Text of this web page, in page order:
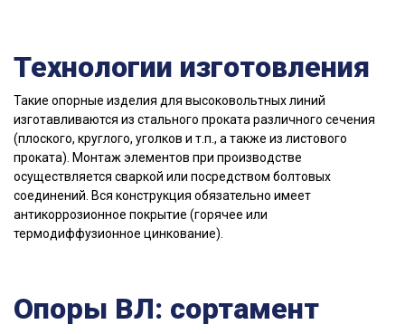
Технологии изготовления
Такие опорные изделия для высоковольтных линий
изготавливаются из стального проката различного сечения
(плоского, круглого, уголков и т.п., а также из листового
проката). Монтаж элементов при производстве
осуществляется сваркой или посредством болтовых
соединений. Вся конструкция обязательно имеет
антикоррозионное покрытие (горячее или
термодиффузионное цинкование).
Опоры ВЛ: сортамент